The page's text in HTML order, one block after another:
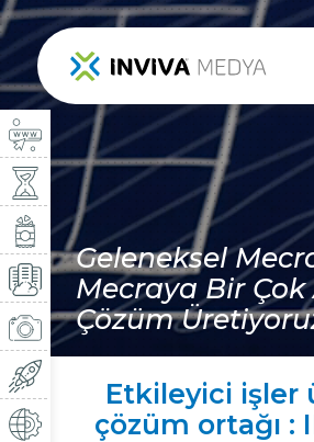
Geleneksel
Mecraya Bir
Çözüm
×
Etkileyici işler
çözüm ortağı :